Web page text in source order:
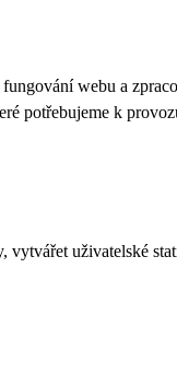
webu a
potřebujeme k
uživatelské